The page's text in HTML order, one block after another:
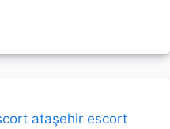
ataşehir escort